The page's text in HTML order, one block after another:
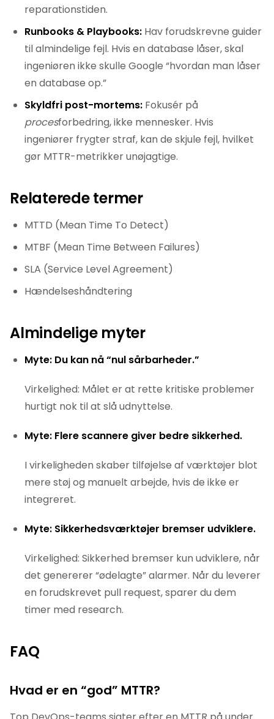
reparationstiden.
Runbooks & Playbooks: Hav forudskrevne guider
til almindelige fejl. Hvis en database låser, skal
ingeniøren ikke skulle Google “hvordan man låser
en database op.”
Skyldfri post-mortems: Fokusér på
procesforbedring, ikke mennesker. Hvis
ingeniører frygter straf, kan de skjule fejl, hvilket
gør MTTR-metrikker unøjagtige.
Relaterede termer
MTTD (Mean Time To Detect)
MTBF (Mean Time Between Failures)
SLA (Service Level Agreement)
Hændelseshåndtering
Almindelige myter
Myte: Du kan nå “nul sårbarheder.”
Virkelighed: Målet er at rette kritiske problemer
hurtigt nok til at slå udnyttelse.
Myte: Flere scannere giver bedre sikkerhed.
I virkeligheden skaber tilføjelse af værktøjer blot
mere støj og manuelt arbejde, hvis de ikke er
integreret.
Myte: Sikkerhedsværktøjer bremser udviklere.
Virkelighed: Sikkerhed bremser kun udviklere, når
det genererer “ødelagte” alarmer. Når du leverer
en forudskrevet pull request, sparer du dem
timer med research.
FAQ
Hvad er en “god” MTTR?